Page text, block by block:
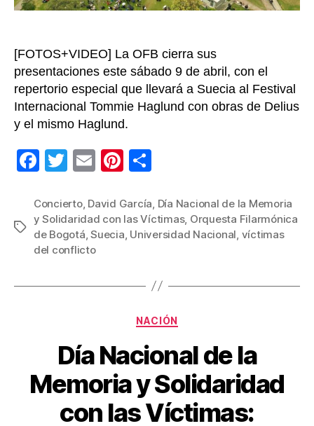
a
[FOTOS+VIDEO] La OFB cierra sus
presentaciones este sábado 9 de abril, con el
repertorio especial que llevará a Suecia al Festival
Internacional Tommie Haglund con obras de Delius
y el mismo Haglund.
F
c
e
b
o
T
tt
er
E
ail
Pi
er
e
m
p
Etiquetas
Concierto, David García Día Nacional de la Memoria
y Solidaridad con las Víctimas, Orquesta Filarmónica
de Bogotá ,Suecia Universidad Nacional víctimas
del conflicto
Categorías
NACIÓN
Día Nacional de la
Memoria y Solidaridad
con las Víctimas: